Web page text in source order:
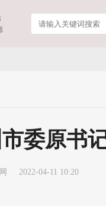
委原书
2022-04-11 10:20